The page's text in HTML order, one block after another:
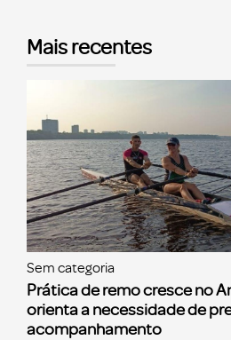
Mais recentes
Sem categoria
Prática de remo cresce no
orienta a necessidade de
acompanhamento